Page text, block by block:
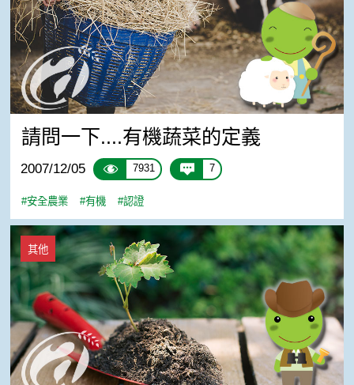
請問一下....有機蔬菜的定義
2007/12/05 7931 7
#安全農業 #有機 #認證
有機作物
其他